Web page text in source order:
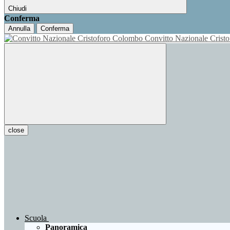
Chiudi
Conferma
Annulla Conferma
Convitto Nazionale
close
Scuola
Panoramica